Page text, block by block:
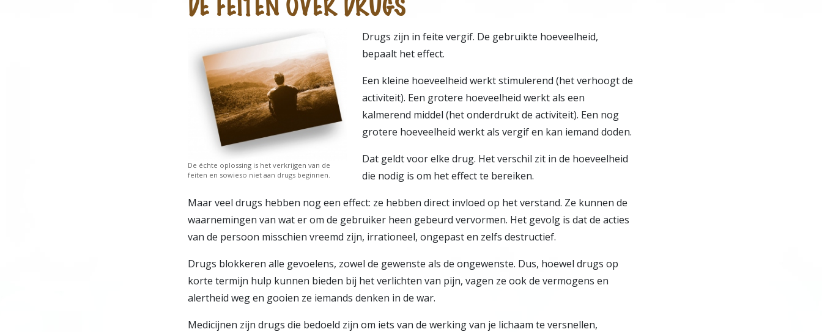
De échte oplossing is het verkrijgen van de
feiten en sowieso niet aan drugs beginnen.
Drugs zijn in feite vergif. De gebruikte hoeveelheid,
bepaalt het effect.
Een kleine hoeveelheid werkt stimulerend (het verhoogt de
activiteit). Een grotere hoeveelheid werkt als een
kalmerend middel (het onderdrukt de activiteit). Een nog
grotere hoeveelheid werkt als vergif en kan iemand doden.
Dat geldt voor elke drug. Het verschil zit in de hoeveelheid
die nodig is om het effect te bereiken.
Maar veel drugs hebben nog een effect: ze hebben direct invloed op het verstand. Ze kunnen de
waarnemingen van wat er om de gebruiker heen gebeurd vervormen. Het gevolg is dat de acties
van de persoon misschien vreemd zijn, irrationeel, ongepast en zelfs destructief.
Drugs blokkeren alle gevoelens, zowel de gewenste als de ongewenste. Dus, hoewel drugs op
korte termijn hulp kunnen bieden bij het verlichten van pijn, vagen ze ook de vermogens en
alertheid weg en gooien ze iemands denken in de war.
Medicijnen zijn drugs die bedoeld zijn om iets van de werking van je lichaam te versnellen,